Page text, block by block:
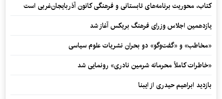
کتاب، محوریت برنامه‌های تابستانی و فرهنگی کانون آذربایجان‌غربی است
یازدهمین اجلاس وزرای فرهنگ بریکس آغاز شد
«مخاطب» و «گفت‌وگو» دو بحران نشریات علوم سیاسی
«خاطرات کاملاً محرمانه شرمین نادری» رونمایی شد
بازدید ابراهیم حیدری از ایبنا